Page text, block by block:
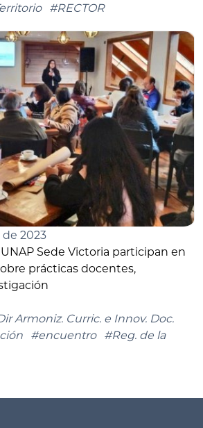
#RECTOR
2023
Sede Victoria participan en
prácticas docentes,
Armoniz. Curric. e Innov. Doc.
#encuentro
#Reg. de la